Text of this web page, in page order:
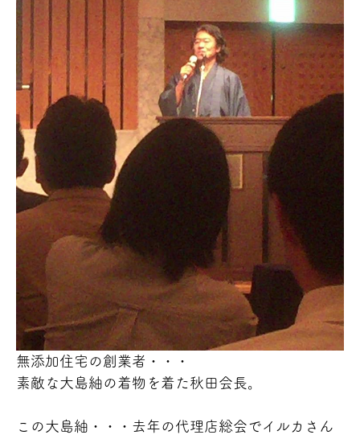
無添加住宅の創業者・・・
素敵な大島紬の着物を着た秋田会長。
この大島紬・・・去年の代理店総会でイルカさん